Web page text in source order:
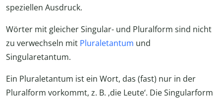
speziellen Ausdruck.
Wörter mit gleicher Singular- und Pluralform sind nicht
zu verwechseln mit Pluraletantum und
Singularetantum.
Ein Pluraletantum ist ein Wort, das (fast) nur in der
Pluralform vorkommt, z. B. ‚die Leute‘. Die Singularform